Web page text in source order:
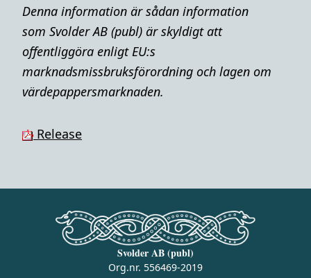
Denna information är sådan information
som Svolder AB (publ) är skyldigt att
offentliggöra enligt EU:s
marknadsmissbruksförordning och lagen om
värdepappersmarknaden.
Release
Svolder AB (publ)
Org.nr. 556469-2019